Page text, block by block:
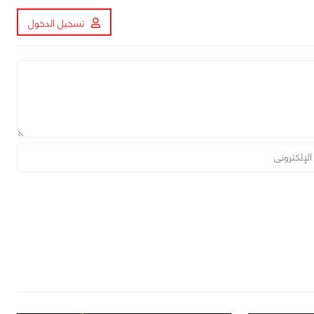
تسجيل الدخول